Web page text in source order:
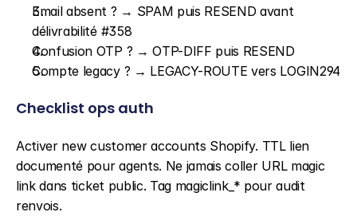
Email absent ? → SPAM puis RESEND avant
délivrabilité #358
Confusion OTP ? → OTP-DIFF puis RESEND
Compte legacy ? → LEGACY-ROUTE vers LOGIN294
Checklist ops auth
Activer new customer accounts Shopify. TTL lien
documenté pour agents. Ne jamais coller URL magic
link dans ticket public. Tag magiclink_* pour audit
renvois.